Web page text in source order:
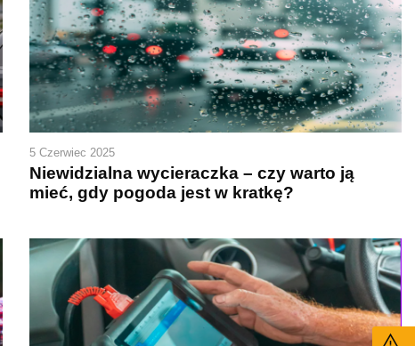
5 Czerwiec 2025
Niewidzialna wycieraczka – czy warto ją
mieć, gdy pogoda jest w kratkę?